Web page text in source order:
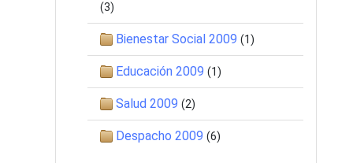
(3)
Bienestar Social 2009 (1)
Educación 2009 (1)
Salud 2009 (2)
Despacho 2009 (6)